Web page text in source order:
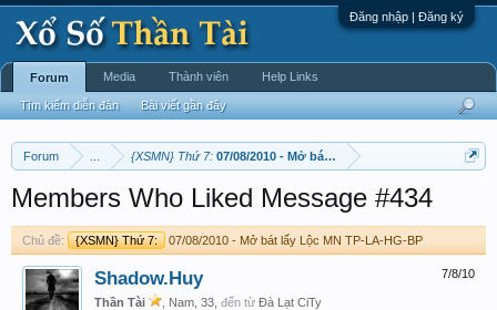
Đăng nhập | Đăng ký
Forum {XSMN} Thứ 7: 07/08/2010 - Mở bát lấy Lộc MN TP-LA-HG-BP ‎
Members Who Liked Message #434
Chủ đề: {XSMN} Thứ 7: 07/08/2010 - Mở bát lấy Lộc MN TP-LA-HG-BP ‎
7/8/10
Shadow.Huy
Thần Tài , Nam, 33, đến từ Đà Lạt CiTy
Forum
Tìm kiếm diễn đàn Bài viết gần đây
Media Thành viên Help Links